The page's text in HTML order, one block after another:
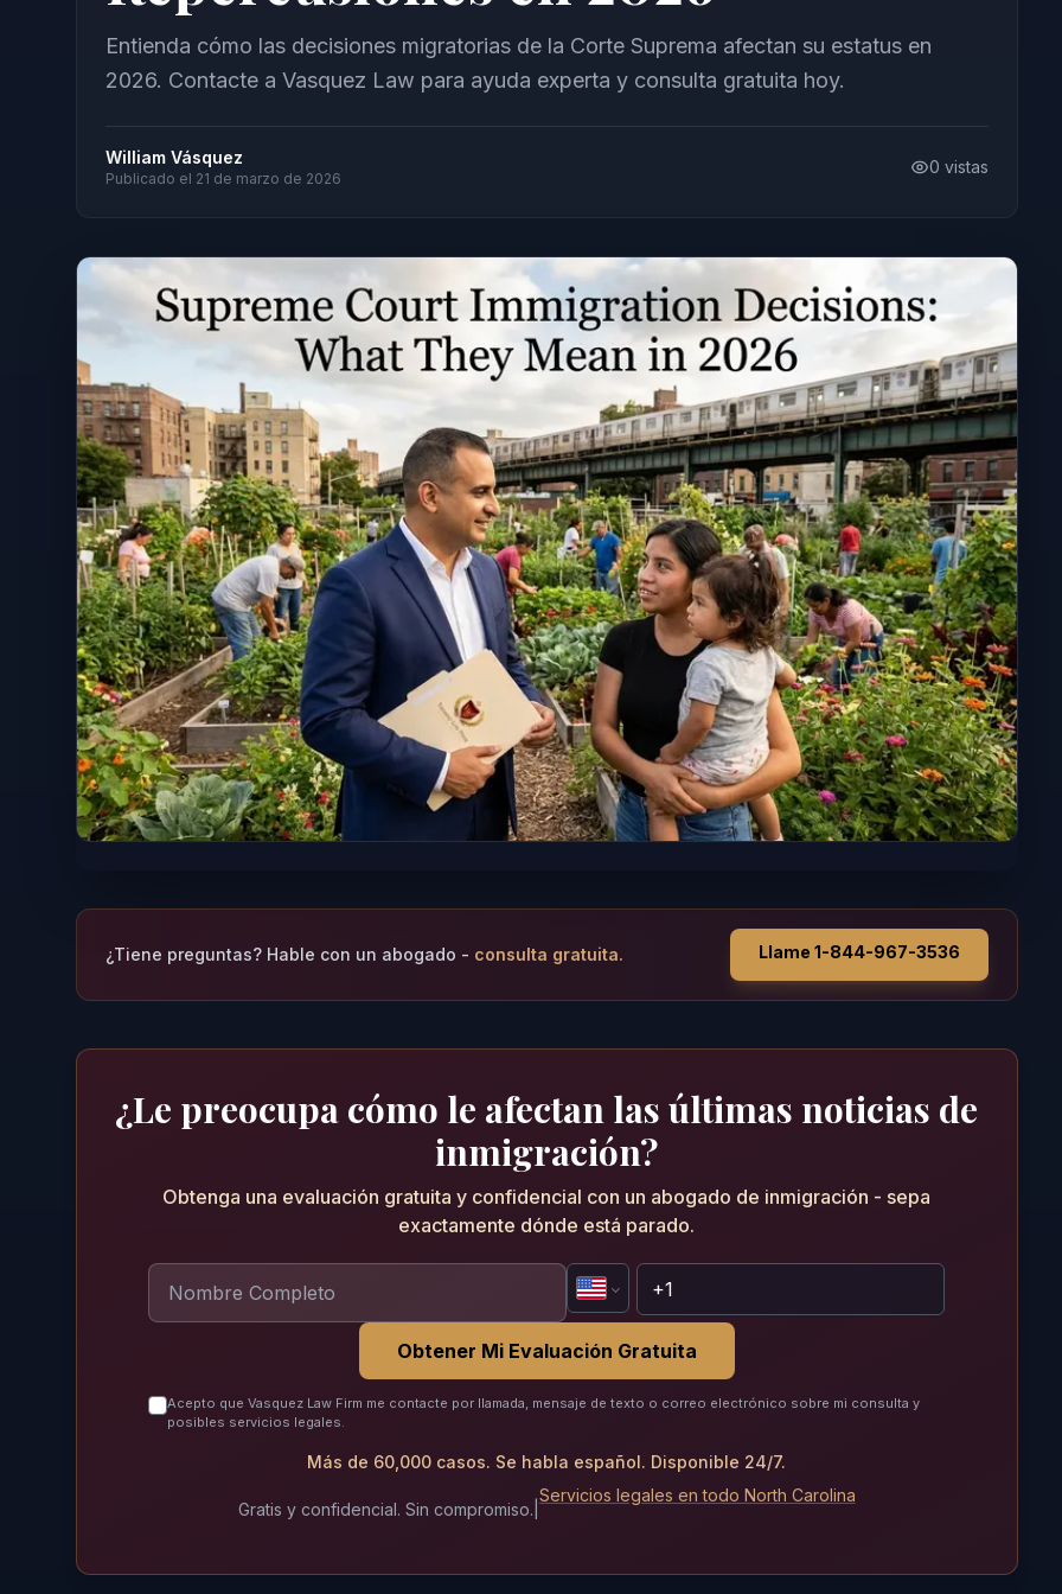
Entienda cómo las decisiones migratorias de la Corte Suprema afectan su estatus en
2026. Contacte a Vasquez Law para ayuda experta y consulta gratuita hoy.
William Vásquez
Publicado el 21 de marzo de 2026
0 vistas
¿Tiene preguntas? Hable con un abogado - consulta gratuita. Llame 1-844-967-3536
¿Le preocupa cómo le afectan las últimas noticias de
inmigración?
Obtenga una evaluación gratuita y confidencial con un abogado de inmigración - sepa
exactamente dónde está parado.
Obtener Mi Evaluación Gratuita
Acepto que Vasquez Law Firm me contacte por llamada, mensaje de texto o correo electrónico sobre mi consulta y
posibles servicios legales.
Más de 60,000 casos. Se habla español. Disponible 24/7.
Gratis y confidencial. Sin compromiso.
Servicios legales en todo North Carolina